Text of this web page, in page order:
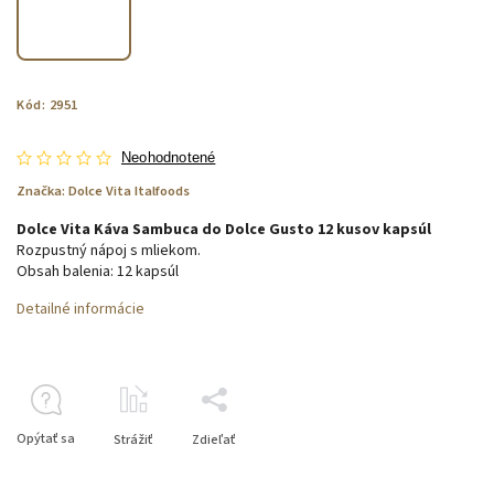
Kód: 2951
Neohodnotené
Značka: Dolce Vita Italfoods
Dolce Vita Káva Sambuca do Dolce Gusto 12 kusov kapsúl
Rozpustný nápoj s mliekom.
Obsah balenia: 12 kapsúl
Detailné informácie
Opýtať sa Strážiť Zdieľať